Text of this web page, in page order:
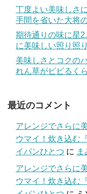
丁度よい美味しさ
手間を省いた大将
期待通りの味に星
に美味しい照り照
美味しさとコクの
れん草がビビるく
最近のコメント
アレンジでさらに
ウマイ！炊き込む
イパンひとつ に ま
アレンジでさらに
ウマイ！炊き込む